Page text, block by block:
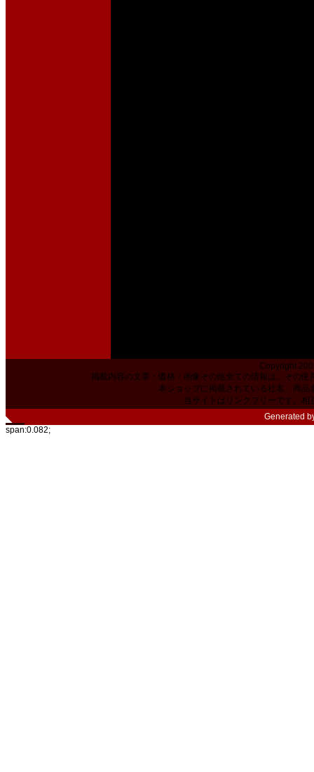
Copyright
掲載内容の文章・価格・画像その他全ての情報は、その
本ショップに掲載されている社名、商
当サイトはリンクフリーです。相
Generated
span:0.082;